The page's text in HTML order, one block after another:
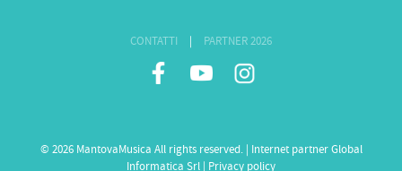
CONTATTI | PARTNER 2026
© 2026 MantovaMusica All rights reserved. | Internet partnerGlobal
Informatica Srl | Privacy policy